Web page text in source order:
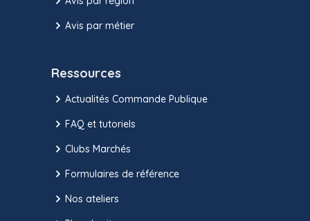
Avis par métier
Ressources
Actualités Commande Publique
FAQ et tutoriels
Clubs Marchés
Formulaires de référence
Nos ateliers